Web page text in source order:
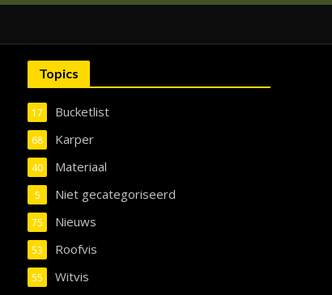
Topics
Bucketlist
17
Karper
68
Materiaal
40
Niet gecategoriseerd
5
Nieuws
75
Roofvis
53
Witvis
55